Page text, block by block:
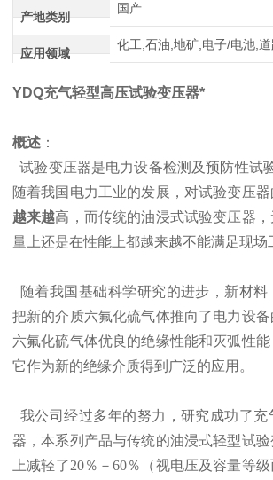
产地类别
国产
应用领域
化工,石油,地矿,电子/电池,
YDQ充气轻型高压试验变压器*
概述 ：
试验变压器是电力设备检测及预防性试
随着我国电力工业的发展，对试验变压
越来越高，而传统的油浸式试验变压器
量上还是在性能上都越来越不能满足现场
随着我国基础科学研究的进步，新材料
把新的介质六氟化硫气体推向了电力设
六氟化硫气体优良的绝缘性能和灭弧性
它作为新的绝缘介质得到广泛的应用。
我公司经过多年的努力，研究成功了充
器，本系列产品与传统的油浸式轻型试
上减轻了20％－60％（视电压及容量等